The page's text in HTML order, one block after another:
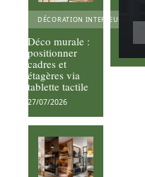
DÉCORATION INTERIEURE
Déco murale :
positionner
cadres et
étagères via
tablette tactile
27/07/2026